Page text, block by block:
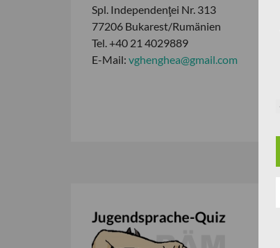
Spl. Independenţei Nr. 313
77206 Bukarest/Rumänien
Tel. +40 21 4029889
E-Mail: vghenghea@gmail.com